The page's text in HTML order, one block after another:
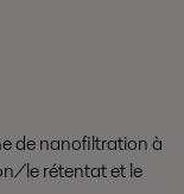
de nanofiltration à
le rétentat et le